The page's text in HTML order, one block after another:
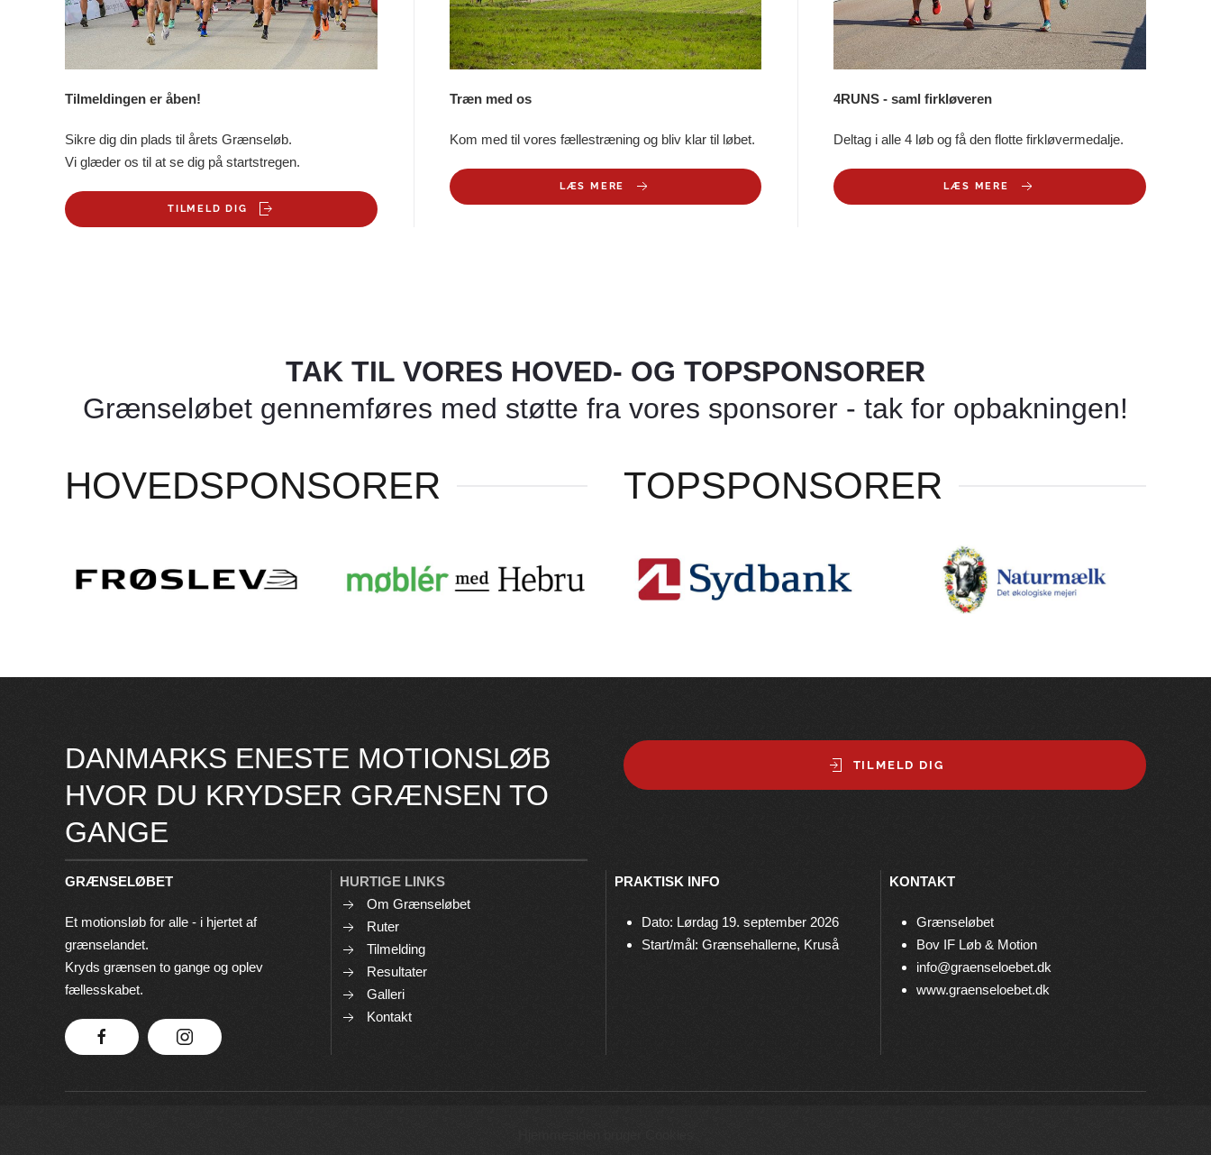
Tilmeldingen er åben!
Sikre dig din plads til årets Grænseløb.
Vi glæder os til at se dig på startstregen.
TILMELD DIG
Træn med os
Kom med til vores fællestræning og bliv klar til løbet.
LÆS MERE
4RUNS - saml firkløveren
Deltag i alle 4 løb og få den flotte firkløvermedalje.
LÆS MERE
TAK TIL VORES HOVED- OG TOPSPONSORER
Grænseløbet gennemføres med støtte fra vores sponsorer - tak for opbakningen!
HOVEDSPONSORER TOPSPONSORER
DANMARKS ENESTE MOTIONSLØB
HVOR DU KRYDSER GRÆNSEN TO
GANGE
TILMELD DIG
GRÆNSELØBET
Et motionsløb for alle - i hjertet af
grænselandet.
Kryds grænsen to gange og oplev
fællesskabet.
HURTIGE LINKS
Om Grænseløbet
Ruter
Tilmelding
Resultater
Galleri
Kontakt
PRAKTISK INFO
Dato: Lørdag 19. september 2026
Start/mål: Grænsehallerne, Kruså
KONTAKT
Grænseløbet
Bov IF Løb & Motion
info@graenseloebet.dk
www.graenseloebet.dk